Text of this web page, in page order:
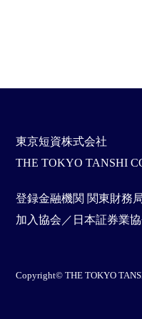
東京短資株式会社
THE TOKYO TANSHI
登録金融機関 関東財務
加入協会／日本証券業
Copyright© THE TOKYO